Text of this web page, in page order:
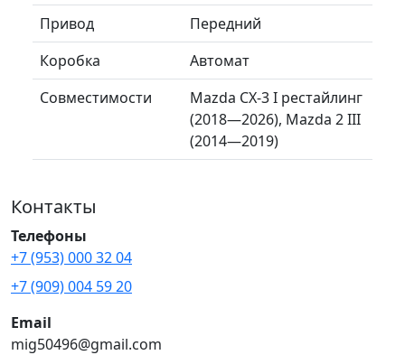
Привод
Передний
Коробка
Автомат
Совместимости
Mazda CX-3 I рестайлинг
(2018—2026), Mazda 2 III
(2014—2019)
Контакты
Телефоны
+7 (953) 000 32 04
+7 (909) 004 59 20
Email
mig50496@gmail.com